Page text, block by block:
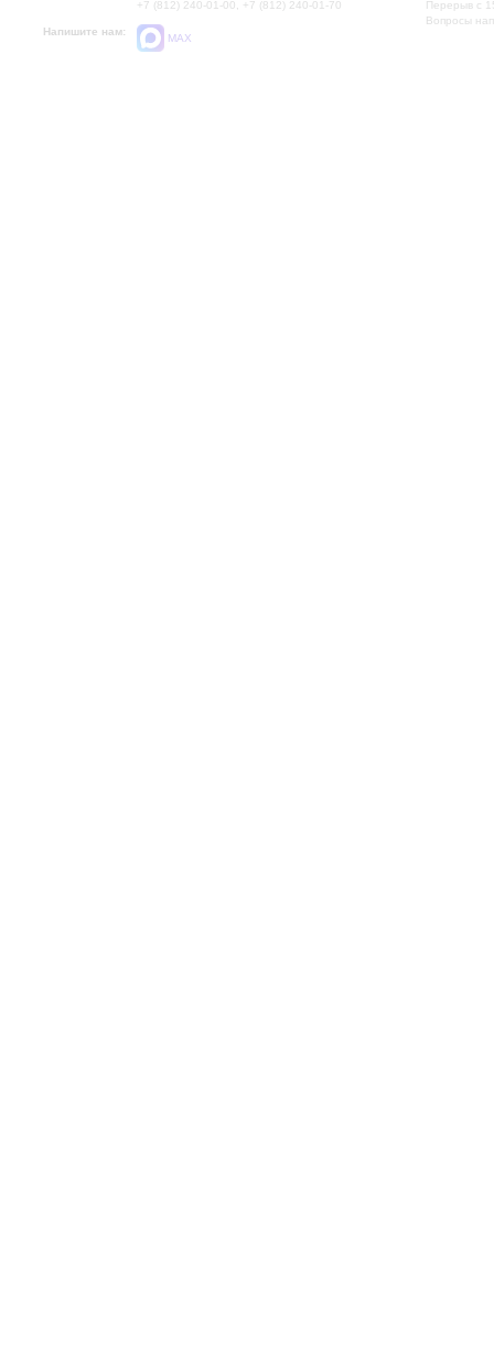
+7 (812) 240-01-00, +7 (812) 240-01-70
Напишите нам:
MAX
Перерыв с
Вопросы